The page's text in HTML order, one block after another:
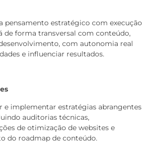
pensamento estratégico com execução
de forma transversal com conteúdo,
com autonomia real
e influenciar resultados.
e implementar estratégias abrangentes
auditorias técnicas,
de otimização de websites e
do roadmap de conteúdo.